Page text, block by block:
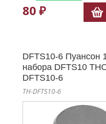
80 ₽
DFTS10-6 Пуансон
набора DFTS10
DFTS10-6
TH-DFTS10-6